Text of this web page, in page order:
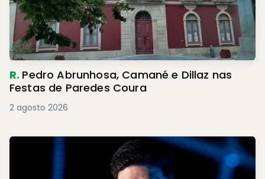
R. Pedro Abrunhosa, Camané e Dillaz nas
Festas de Paredes Coura
2 agosto 2026